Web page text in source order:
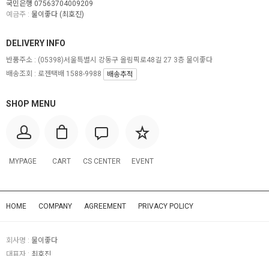
국민은행 07563704009209
예금주 : 물이좋다 (최호진)
SHOP MENU
MYPAGE CART CS CENTER EVENT
DELIVERY INFO
반품주소 : (05398)서울특별시 강동구 올림픽로48길 27 3층 물이좋다
배송조회 : 로젠택배 1588-9988
배송추적
HOME COMPANY AGREEMENT PRIVACY POLICY
회사명 : 물이좋다
대표자 : 최호진